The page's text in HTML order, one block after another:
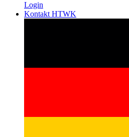
Login
Kontakt HTWK